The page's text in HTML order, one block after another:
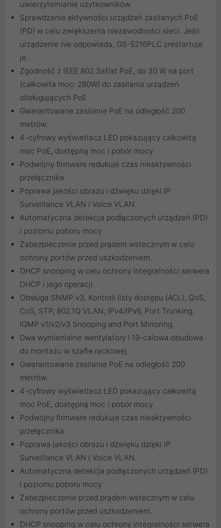
uwierzytelnianie użytkowników.
Sprawdzanie aktywności urządzeń zasilanych PoE
(PD) w celu zwiększenia niezawodności sieci. Jeśli
urządzenie nie odpowiada, GS-5216PLC zrestartuje
je.
Zgodność z IEEE 802.3af/at PoE, do 30 W na port
(całkowita moc: 280W) do zasilania urządzeń
obsługujących PoE
Gwarantowane zasilanie PoE na odległość 200
metrów.
4-cyfrowy wyświetlacz LED pokazujący całkowitą
moc PoE, dostępną moc i pobór mocy.
Podwójny firmware redukuje czas nieaktywności
przełącznika.
Poprawa jakości obrazu i dźwięku dzięki IP
Surveillance VLAN i Voice VLAN.
Automatyczna detekcja podłączonych urządzeń (PD)
i poziomu poboru mocy
Zabezpieczenie przed prądem wstecznym w celu
ochrony portów przed uszkodzeniem.
DHCP snooping w celu ochrony integralności serwera
DHCP i jego operacji.
Obsługa SNMP v3, Kontroli listy dostępu (ACL), QoS,
CoS, STP, 802.1Q VLAN, IPv4/IPv6, Port Trunking,
IGMP v1/v2/v3 Snooping and Port Mirroring.
Dwa wymienialne wentylatory i 19-calowa obudowa
do montażu w szafie rackowej.
Gwarantowane zasilanie PoE na odległość 200
metrów.
4-cyfrowy wyświetlacz LED pokazujący całkowitą
moc PoE, dostępną moc i pobór mocy.
Podwójny firmware redukuje czas nieaktywności
przełącznika.
Poprawa jakości obrazu i dźwięku dzięki IP
Surveillance VLAN i Voice VLAN.
Automatyczna detekcja podłączonych urządzeń (PD)
i poziomu poboru mocy
Zabezpieczenie przed prądem wstecznym w celu
ochrony portów przed uszkodzeniem.
DHCP snooping w celu ochrony integralności serwera